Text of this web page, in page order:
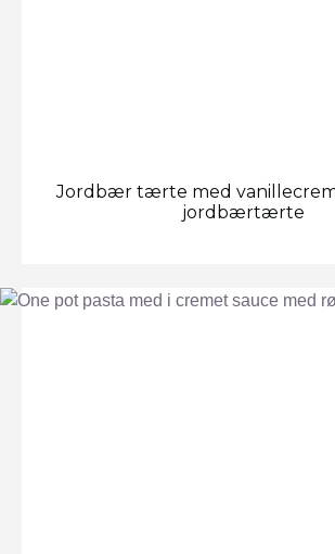
Jordbær tærte med
jordbærtærte